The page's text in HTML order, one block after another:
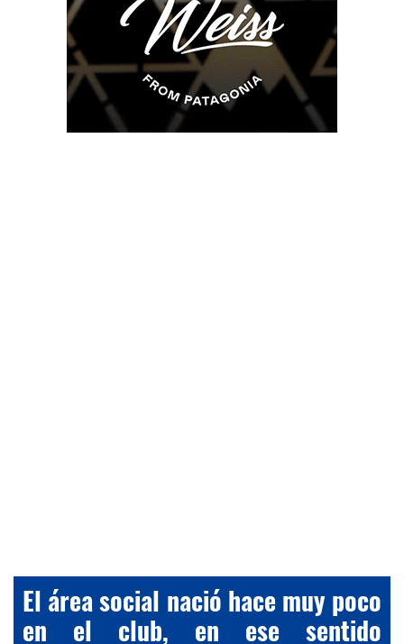
El área social nació hace muy poco
en el club, en ese sentido